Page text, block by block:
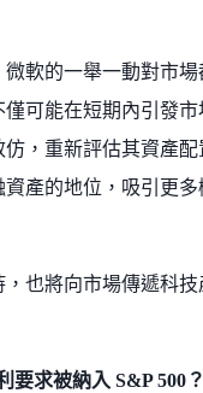
軟的一舉一動對市場
可能在短期內引發市
，重新評估其資產配
產的地位，吸引更多
也將向市場傳遞科技
要求被納入 S&P 500